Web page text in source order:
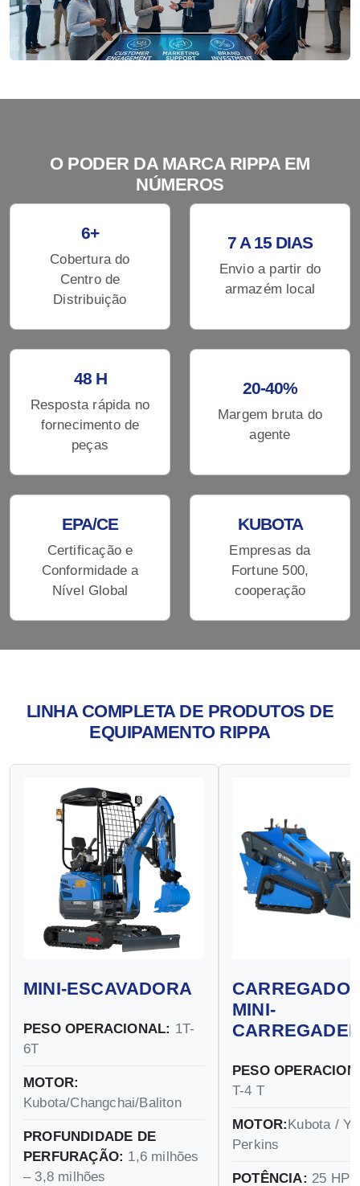
O PODER DA MARCA RIPPA EM
NÚMEROS
6+
Cobertura do
Centro de
Distribuição
7 A 15 DIAS
Envio a partir do
armazém local
48 H
Resposta rápida no
fornecimento de
peças
20-40%
Margem bruta do
agente
EPA/CE
Certificação e
Conformidade a
Nível Global
KUBOTA
Empresas da
Fortune 500,
cooperação
LINHA COMPLETA DE PRODUTOS DE
EQUIPAMENTO RIPPA
MINI-ESCAVADORA
PESO OPERACIONAL: 1T-
6T
MOTOR:
Kubota/Changchai/Baliton
PROFUNDIDADE DE
PERFURAÇÃO: 1,6 milhões
– 3,8 milhões
MINI-
PESO
T-4 T
MOTOR:Kubota /
Perkins
POTÊNCIA: 25 HP